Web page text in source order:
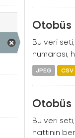
Otobüs
Bu veri
numarası,
JPEG CSV
Otobüs
Bu veri
hattının